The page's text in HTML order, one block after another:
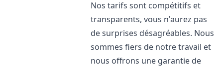
Nos tarifs sont compétitifs et
transparents, vous n'aurez pas
de surprises désagréables. Nous
sommes fiers de notre travail et
nous offrons une garantie de